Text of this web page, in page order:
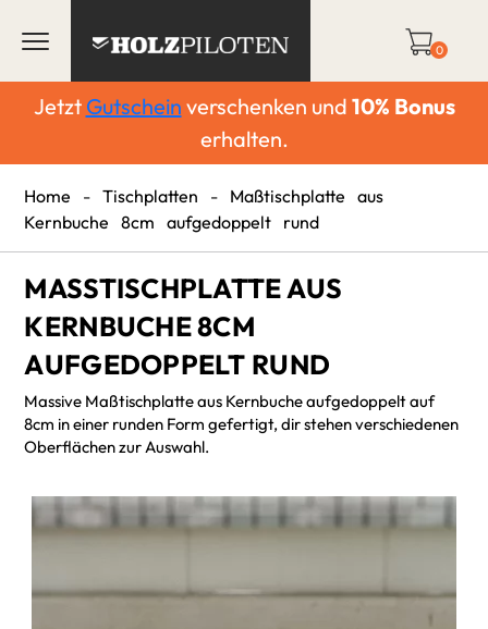
0
Jetzt Gutschein verschenken und 10% Bonus
erhalten.
Home - Tischplatten - Maßtischplatte aus
Kernbuche 8cm aufgedoppelt rund
MASSTISCHPLATTE AUS K
ERNBUCHE 8CM A
UFGEDOPPELT RUND
Massive Maßtischplatte aus Kernbuche aufgedoppelt auf
8cm in einer runden Form gefertigt, dir stehen verschiedenen
Oberflächen zur Auswahl.